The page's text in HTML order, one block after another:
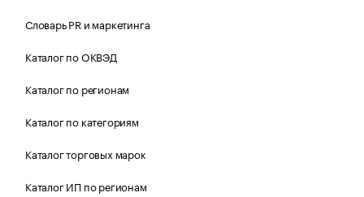
Словарь PR и маркетинга
Каталог по ОКВЭД
Каталог по регионам
Каталог по категориям
Каталог торговых марок
Каталог ИП по регионам